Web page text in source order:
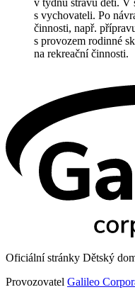
s vychovateli. Po
činnosti, např.
s provozem rodinné
na rekreační činnosti.
Oficiální stránky Dětský
Provozovatel Galileo